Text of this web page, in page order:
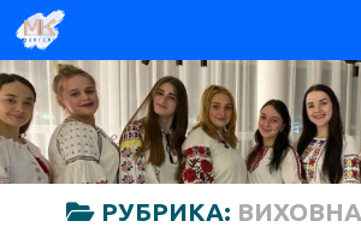
Skip to content
РУБРИКА: